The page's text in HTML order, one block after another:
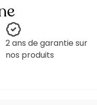
2 ans de garantie sur
nos produits